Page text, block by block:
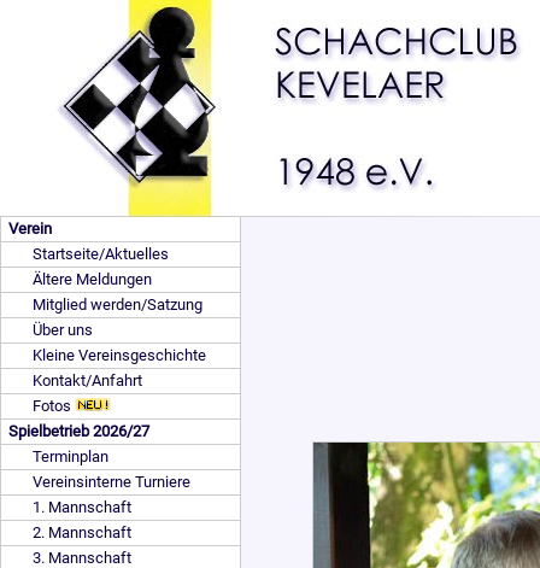
Verein
Startseite/Aktuelles
Ältere Meldungen
Mitglied werden/Satzung
Über uns
Kleine Vereinsgeschichte
Kontakt/Anfahrt
Fotos
Spielbetrieb 2026/27
Terminplan
Vereinsinterne Turniere
1. Mannschaft
2. Mannschaft
3. Mannschaft